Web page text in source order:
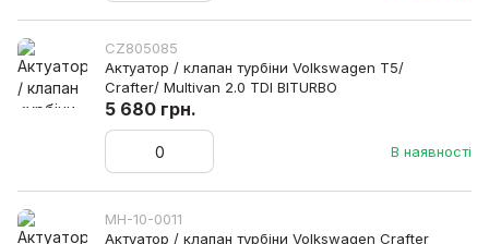
CZ805085
Актуатор / клапан турбіни Volkswagen T5/
Crafter/ Multivan 2.0 TDI BITURBO
В наявності
5 680 грн.
MH-10-0011
Актуатор / клапан турбіни Volkswagen Crafter